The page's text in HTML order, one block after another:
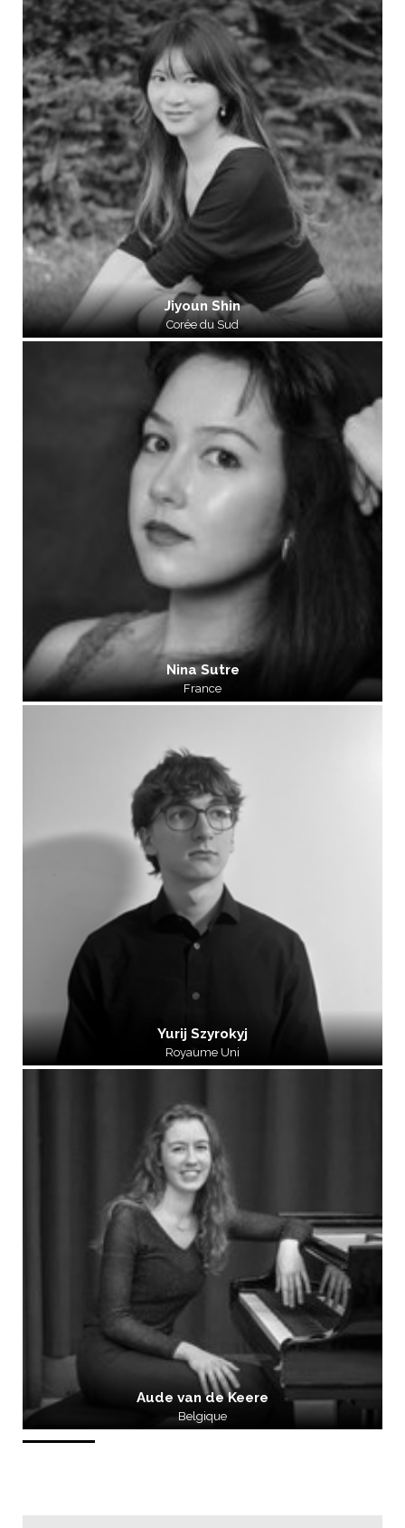
Jiyoun Shin
Corée du Sud
Nina Sutre
France
Yurij Szyrokyj
Royaume Uni
Aude van de Keere
Belgique